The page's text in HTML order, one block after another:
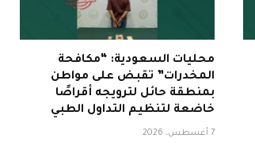
محليات السعودية: “مكافحة
المخدرات” تقبض على مواطن
بمنطقة حائل لترويجه أقراصًا
خاضعة لتنظيم التداول الطبي
7 أغسطس، 2026